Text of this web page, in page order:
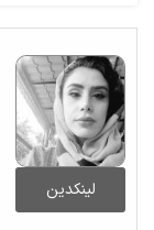
لینکدین